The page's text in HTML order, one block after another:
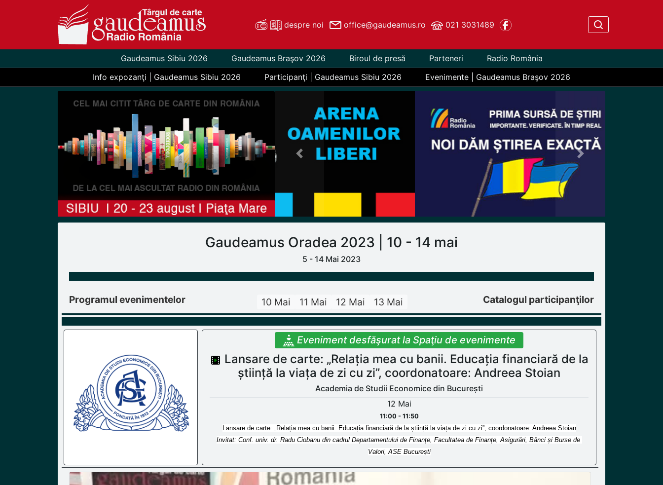
despre noi office@gaudeamus.ro 021 3031489
Gaudeamus Sibiu 2026 Gaudeamus Braşov 2026 Biroul de presă Parteneri
Radio România
Info expozanţi | Gaudeamus Sibiu 2026
Participanţi | Gaudeamus Sibiu 2026 Evenimente | Gaudeamus Braşov 2026
Previous Next
Gaudeamus Oradea 2023 | 10 - 14 mai
5 - 14 Mai 2023
Programul evenimentelor 10 Mai 11 Mai 12 Mai 13 Mai Catalogul participanţilor
Eveniment desfăşurat la Spaţiu de evenimente
Lansare de carte: „Relația mea cu banii. Educația financiară de la
știință la viața de zi cu zi”, coordonatoare: Andreea Stoian
Academia de Studii Economice din București
12 Mai
11:00 - 11:50
Lansare de carte: „Relația mea cu banii. Educația financiară de la știință la viața de zi cu zi”, coordonatoare: Andreea Stoian
Invitat: Conf. univ. dr. Radu Ciobanu din cadrul Departamentului de Finanțe, Facultatea de Finanțe, Asigurări, Bănci și Burse de
Valori, ASE București